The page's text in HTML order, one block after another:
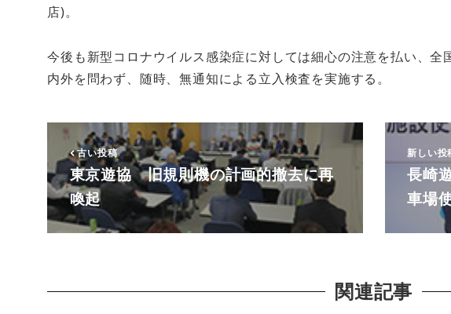
店)。
今後も新型コロナウイルス感染症に対しては細心の注意を払い、
内外を問わず、随時、無通知による立入検査を実施する。
古い投稿
東京遊協 旧規則機の計画的撤去に再
喚起
新しい投
長崎
車場
関連記事